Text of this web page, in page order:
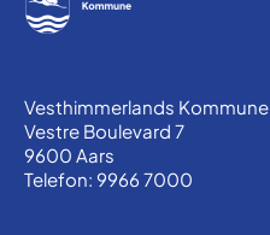
Vesthimmerlands Kommune
Vestre Boulevard 7
9600 Aars
Telefon: 9966 7000